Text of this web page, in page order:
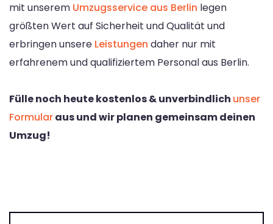
mit unserem Umzugsservice aus Berlin legen
größten Wert auf Sicherheit und Qualität und
erbringen unsere Leistungen daher nur mit
erfahrenem und qualifiziertem Personal aus Berlin.
Fülle noch heute kostenlos & unverbindlich unser
Formularaus und wir planen gemeinsam deinen
Umzug!